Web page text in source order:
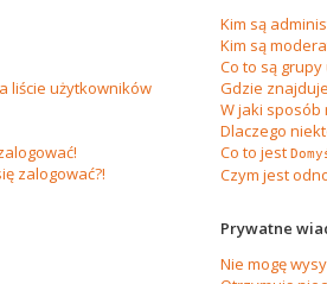
liście użytkowników
zalogować?!
Kim są
Kim są
Co to są
Gdzie
W jaki sposób
Dlaczego
Co to jest
Czym jest
Prywatne
Nie mogę